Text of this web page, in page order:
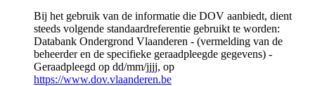
Bij het gebruik van de informatie die DOV aanbiedt, dient
steeds volgende standaardreferentie gebruikt te worden:
Databank Ondergrond Vlaanderen - (vermelding van de
beheerder en de specifieke geraadpleegde gegevens) -
Geraadpleegd op dd/mm/jjjj, op
https://www.dov.vlaanderen.be